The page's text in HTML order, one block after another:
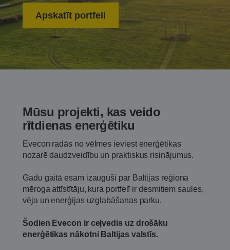
Apskatīt portfeli
Mūsu projekti, kas veido
rītdienas enerģētiku
Evecon radās no vēlmes ieviest enerģētikas
nozarē daudzveidību un praktiskus risinājumus.
Gadu gaitā esam izauguši par Baltijas reģiona
mēroga attīstītāju, kura portfelī ir desmitiem saules,
vēja un enerģijas uzglabāšanas parku.
Šodien Evecon ir ceļvedis uz drošāku
enerģētikas nākotni Baltijas valstīs.